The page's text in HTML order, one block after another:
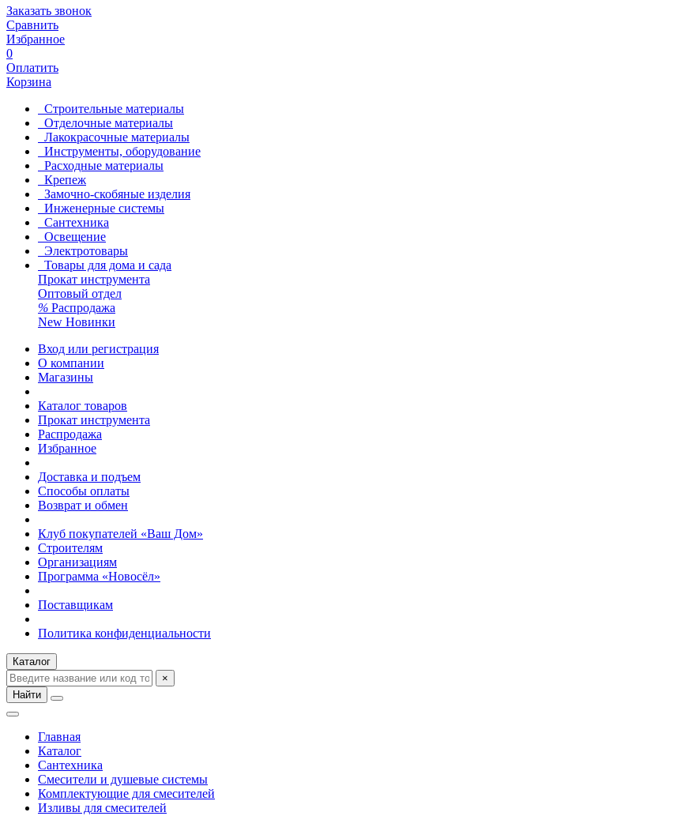
Заказать звонок
Сравнить
Избранное
0
Оплатить
Корзина
Строительные материалы
Отделочные материалы
Лакокрасочные материалы
Инструменты, оборудование
Расходные материалы
Крепеж
Замочно-скобяные изделия
Инженерные системы
Сантехника
Освещение
Электротовары
Товары для дома и сада
Прокат инструмента
Оптовый отдел
% Распродажа
New Новинки
Вход или регистрация
О компании
Магазины
Каталог товаров
Прокат инструмента
Распродажа
Избранное
Доставка и подъем
Способы оплаты
Возврат и обмен
Клуб покупателей «Ваш Дом»
Строителям
Организациям
Программа «Новосёл»
Поставщикам
Политика конфиденциальности
Каталог
×
Найти
Главная
Каталог
Сантехника
Смесители и душевые системы
Комплектующие для смесителей
Изливы для смесителей